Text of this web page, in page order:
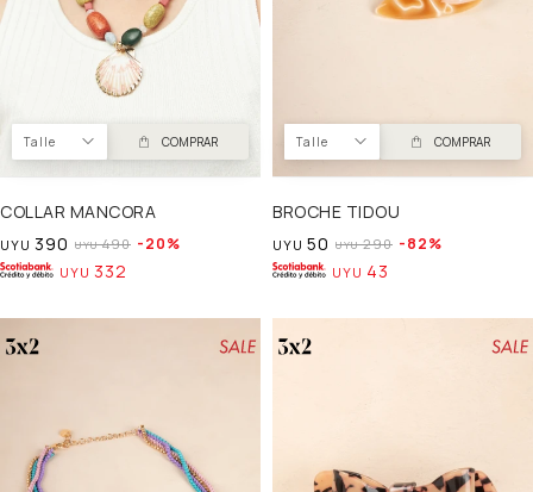
Talle COMPRAR
COLLAR MANCORA
UYU 390 UYU 490 20
UYU 332
Talle COMPRAR
BROCHE TIDOU
UYU 50 UYU 290 82
UYU 43